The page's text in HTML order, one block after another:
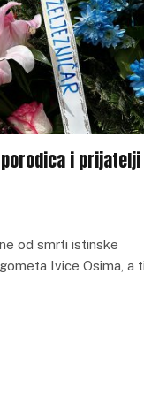
porodica i prijatelji
od smrti istinske
Ivice Osima, a